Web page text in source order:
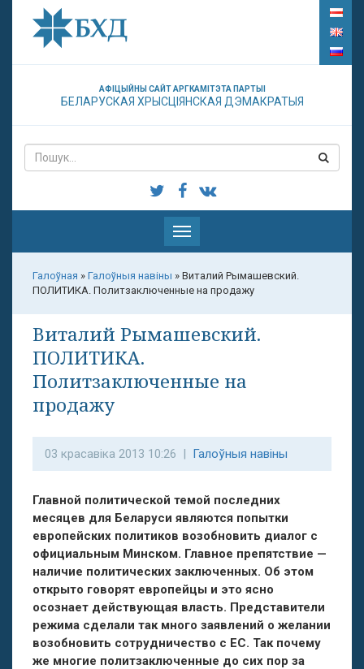
АФІЦЫЙНЫ САЙТ АРГКАМІТЭТА ПАРТЫІ
БЕЛАРУСКАЯ ХРЫСЦІЯНСКАЯ ДЭМАКРАТЫЯ
Паказаць
меню
Галоўная » Галоўныя навіны » Виталий Рымашевский.
ПОЛИТИКА. Политзаключенные на продажу
Виталий Рымашевский.
ПОЛИТИКА.
Политзаключенные на
продажу
03 красавіка 2013 10:26 | Галоўныя навіны
Главной политической темой последних
месяцев для Беларуси являются попытки
европейских политиков возобновить диалог с
официальным Минском. Главное препятствие —
наличие политических заключенных. Об этом
открыто говорят европейцы и это ясно
осознает действующая власть. Представители
режима сделали так много заявлений о желании
возобновить сотрудничество с ЕС. Так почему
же многие политзаключенные до сих пор за